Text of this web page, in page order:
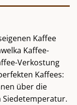
Kaffee
Kaffee-
Verkostung
Kaffees:
über die
Siedetemperatur.